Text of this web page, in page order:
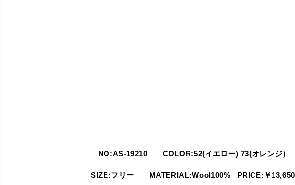
NO:AS-19210 COLOR:52(イエロー) 73(オレンジ）
SIZE:フリー MATERIAL:Wool100% PRICE:￥13,650